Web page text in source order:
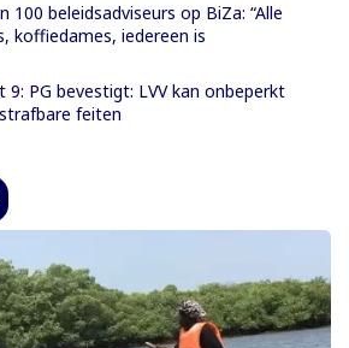
100 beleidsadviseurs op BiZa: “Alle
koffiedames, iedereen is
PG bevestigt: LVV kan onbeperkt
feiten